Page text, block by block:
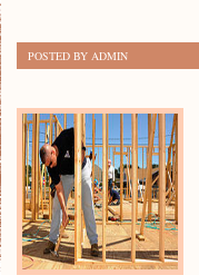
POSTED BY ADMIN